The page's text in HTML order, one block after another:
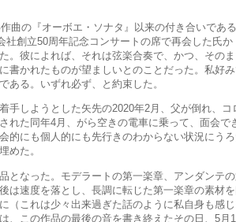
曲の『オーボエ・ソナタ』以来の付き合いである
社創立50周年記念コンサートの席で再会した氏か
。彼によれば、それは弦楽合奏で、かつ、そのま
書かれたものが望ましいとのことだった。私好
ある。いずれ必ず、と約束した。
しようとした矢先の2020年2月、父が倒れ、コ
れた同年4月、がら空きの電車に乗って、面会で
的にも個人的にも先行きのわからない状況にう
めた。
となった。モデラートの第一楽章、アンダンテ
は速度を落とし、長調に転じた第一楽章の素材
（これは少々出来過ぎた話のように私自身も感
、この作品の最後の音を書き終えたその日、5月